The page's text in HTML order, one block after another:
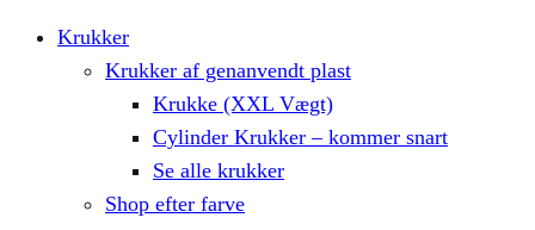
Krukker
Krukker af genanvendt plast
Krukke (XXL Vægt)
Cylinder Krukker – kommer snart
Se alle krukker
Shop efter farve